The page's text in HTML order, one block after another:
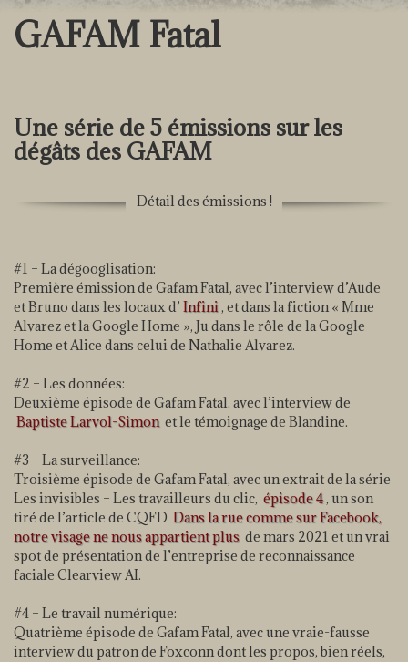
GAFAM Fatal
Une série de 5 émissions sur les
dégâts des GAFAM
Détail des émissions !
#1 – La dégooglisation:
Première émission de Gafam Fatal, avec l’interview d’Aude
et Bruno dans les locaux d’ Infini, et dans la fiction « Mme
Alvarez et la Google Home », Ju dans le rôle de la Google
Home et Alice dans celui de Nathalie Alvarez.
#2 – Les données:
Deuxième épisode de Gafam Fatal, avec l’interview de
Baptiste Larvol-Simon et le témoignage de Blandine.
#3 – La surveillance:
Troisième épisode de Gafam Fatal, avec un extrait de la série
Les invisibles – Les travailleurs du clic, épisode 4, un son
tiré de l’article de CQFD Dans la rue comme sur Facebook,
notre visage ne nous appartient plus de mars 2021 et un vrai
spot de présentation de l’entreprise de reconnaissance
faciale Clearview AI.
#4 – Le travail numérique:
Quatrième épisode de Gafam Fatal, avec une vraie-fausse
interview du patron de Foxconn dont les propos, bien réels,